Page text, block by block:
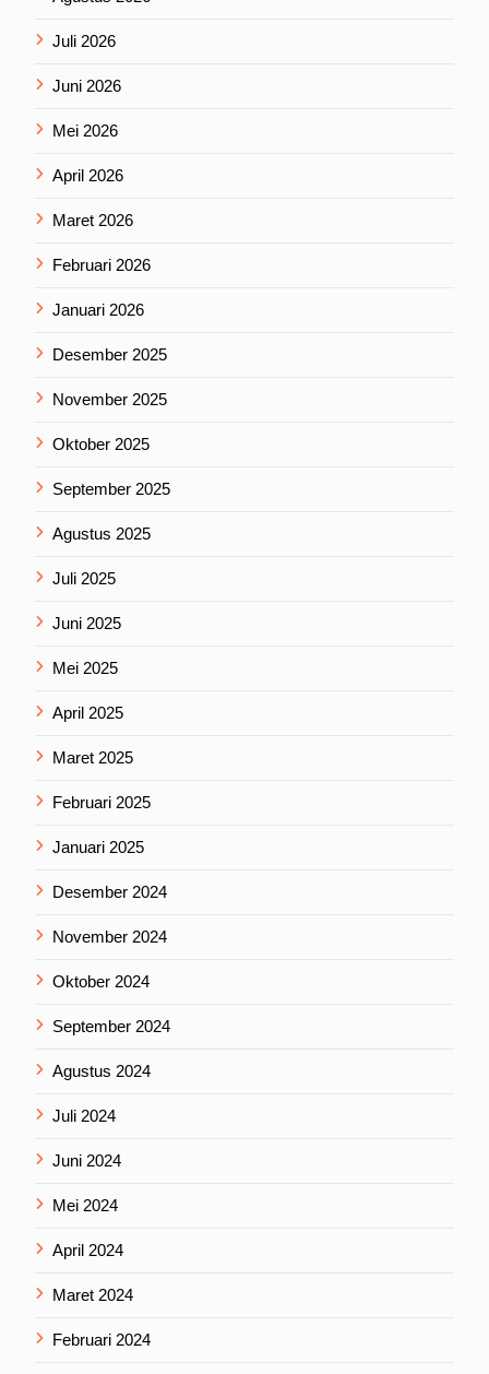
Juli 2026
Juni 2026
Mei 2026
April 2026
Maret 2026
Februari 2026
Januari 2026
Desember 2025
November 2025
Oktober 2025
September 2025
Agustus 2025
Juli 2025
Juni 2025
Mei 2025
April 2025
Maret 2025
Februari 2025
Januari 2025
Desember 2024
November 2024
Oktober 2024
September 2024
Agustus 2024
Juli 2024
Juni 2024
Mei 2024
April 2024
Maret 2024
Februari 2024